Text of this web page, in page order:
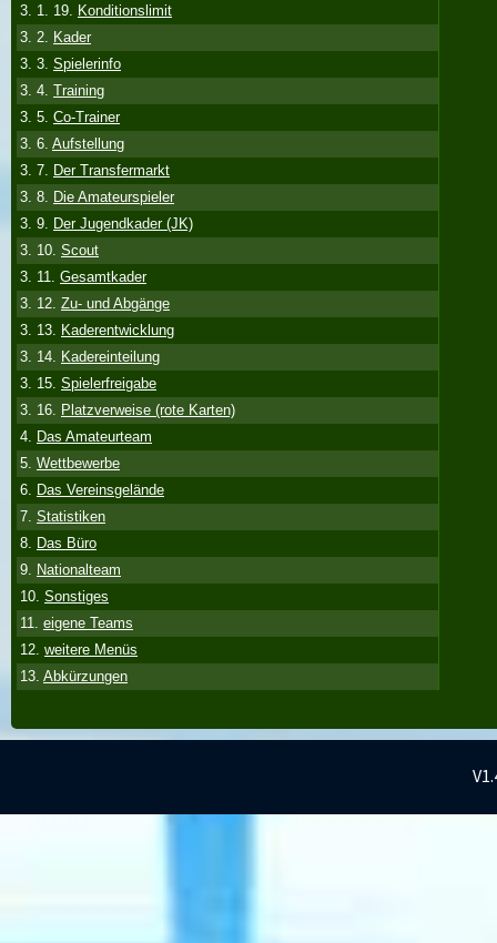
3. 1. 19. Konditionslimit
3. 2. Kader
3. 3. Spielerinfo
3. 4. Training
3. 5. Co-Trainer
3. 6. Aufstellung
3. 7. Der Transfermarkt
3. 8. Die Amateurspieler
3. 9. Der Jugendkader (JK)
3. 10. Scout
3. 11. Gesamtkader
3. 12. Zu- und Abgänge
3. 13. Kaderentwicklung
3. 14. Kadereinteilung
3. 15. Spielerfreigabe
3. 16. Platzverweise (rote Karten)
4. Das Amateurteam
5. Wettbewerbe
6. Das Vereinsgelände
7. Statistiken
8. Das Büro
9. Nationalteam
10. Sonstiges
11. eigene Teams
12. weitere Menüs
13. Abkürzungen